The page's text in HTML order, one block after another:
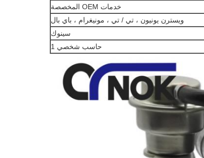
خدمات OEM المخصصة
ويسترن يونيون ، تي / تي ، مونيغرام ، باي بال
سينوك
حاسب شخصي 1